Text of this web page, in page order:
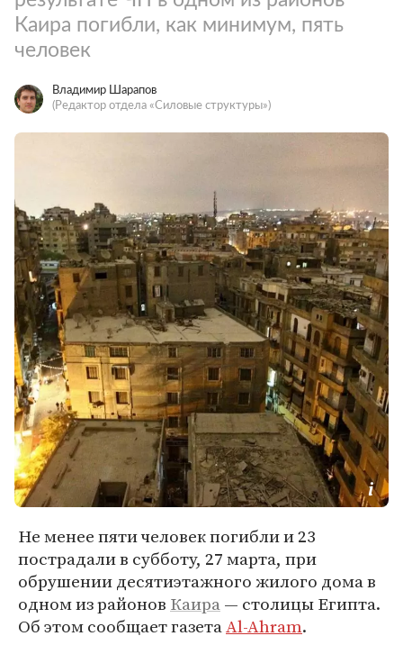
Каира погибли, как минимум, пять
человек
Владимир Шарапов
(Редактор отдела «Силовые структуры»)
Не менее пяти человек погибли и 23
пострадали в субботу, 27 марта, при
обрушении десятиэтажного жилого дома в
одном из районов Каира— столицы Египта.
Об этом сообщает газетаAl-Ahram.